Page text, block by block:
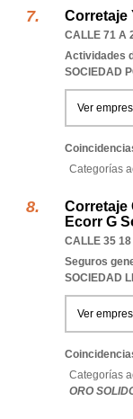
Corretaje
CALLE 71 A
Actividades
SOCIEDAD
Ver
Categorías
Corretaje
Ecorr G
CALLE 35 18
Seguros
SOCIEDAD
Ver
Categorías
ORO